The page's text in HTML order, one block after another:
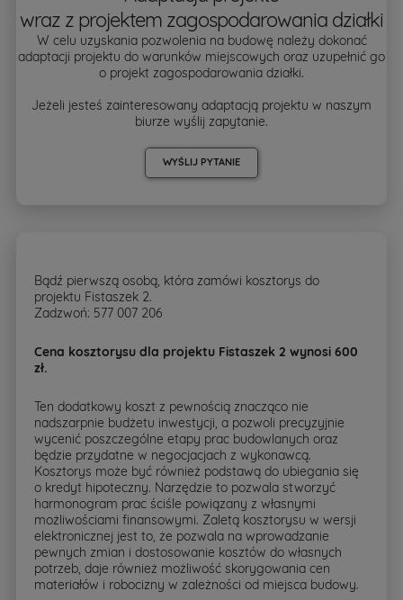
wraz z projektem zagospodarowania działki
W celu uzyskania pozwolenia na budowę należy dokonać
adaptacji projektu do warunków miejscowych oraz uzupełnić go
o projekt zagospodarowania działki.
Jeżeli jesteś zainteresowany adaptacją projektu w naszym
biurze wyślij zapytanie.
WYŚLIJ PYTANIE
Bądź pierwszą osobą, która zamówi kosztorys do
projektu Fistaszek 2.
Zadzwoń: 577 007 206
Cena kosztorysu dla projektu Fistaszek 2 wynosi 600
zł.
Ten dodatkowy koszt z pewnością znacząco nie
nadszarpnie budżetu inwestycji, a pozwoli precyzyjnie
wycenić poszczególne etapy prac budowlanych oraz
będzie przydatne w negocjacjach z wykonawcą.
Kosztorys może być również podstawą do ubiegania się
o kredyt hipoteczny. Narzędzie to pozwala stworzyć
harmonogram prac ściśle powiązany z własnymi
możliwościami finansowymi. Zaletą kosztorysu w wersji
elektronicznej jest to, że pozwala na wprowadzanie
pewnych zmian i dostosowanie kosztów do własnych
potrzeb, daje również możliwość skorygowania cen
materiałów i robocizny w zależności od miejsca budowy.